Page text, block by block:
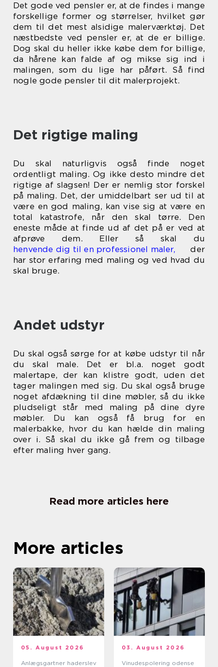
Det gode ved pensler er, at de findes i mange
forskellige former og størrelser, hvilket gør
dem til det mest alsidige malerværktøj. Det
næstbedste ved pensler er, at de er billige.
Dog skal du heller ikke købe dem for billige,
da hårene kan falde af og mikse sig ind i
malingen, som du lige har påført. Så find
nogle gode pensler til dit malerprojekt.
Det rigtige maling
Du skal naturligvis også finde noget
ordentligt maling. Og ikke desto mindre det
rigtige af slagsen! Der er nemlig stor forskel
på maling. Det, der umiddelbart ser ud til at
være en god maling, kan vise sig at være en
total katastrofe, når den skal tørre. Den
eneste måde at finde ud af det på er ved at
afprøve dem. Eller så skal du
henvende dig til en professionel maler, der
har stor erfaring med maling og ved hvad du
skal bruge.
Andet udstyr
Du skal også sørge for at købe udstyr til når
du skal male. Det er bl.a. noget godt
malertape, der kan klistre godt, uden det
tager malingen med sig. Du skal også bruge
noget afdækning til dine møbler, så du ikke
pludseligt står med maling på dine dyre
møbler. Du kan også få brug for en
malerbakke, hvor du kan hælde din maling
over i. Så skal du ikke gå frem og tilbage
efter maling hver gang.
Read more articles here
More articles
05. August 2026
Anlægsgartner haderslev
03. August 2026
Vinudespolering odense